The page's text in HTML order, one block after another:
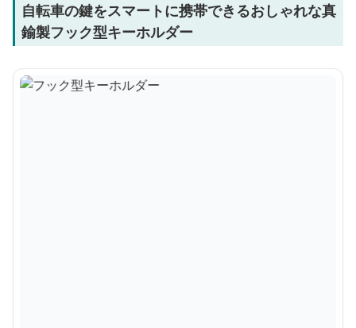
自転車の鍵をスマートに携帯できるおしゃれな真
鍮製フック型キーホルダー